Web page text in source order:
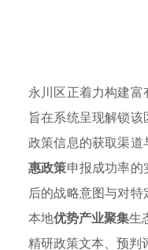
永川区正着力构建
旨在系统呈现解锁
政策信息的获取渠
惠政策申报成功率
后的战略意图与对
本地优势产业聚集生
精研政策文本、预判